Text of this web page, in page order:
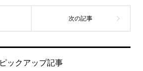
ピックアップ記事